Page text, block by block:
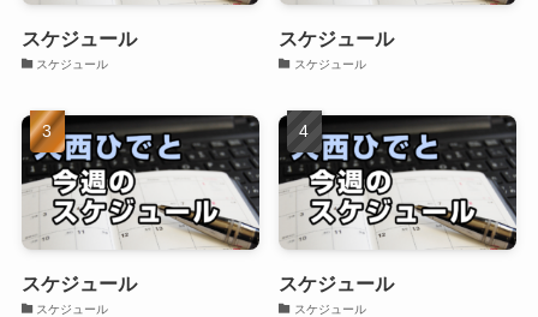
スケジュール
スケジュール
スケジュール
スケジュール
スケジュール
スケジュール
スケジュール
スケジュール